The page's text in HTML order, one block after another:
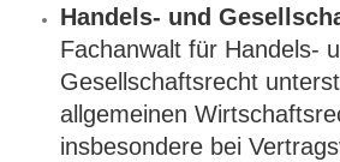
Handels- und
Fachanwalt für Handels-
Gesellschaftsrecht
allgemeinen
insbesondere bei